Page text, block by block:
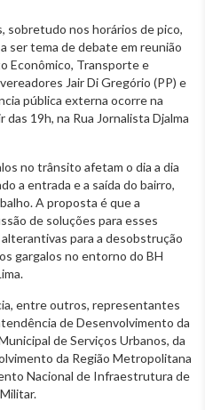
nos horários de pico,
ser tema de debate em reunião
Econômico, Transporte e
Jair Di Gregório (PP) e
pública externa ocorre na
19h, na Rua Jornalista Djalma
no trânsito afetam o dia a dia
a entrada e a saída do bairro,
A proposta é que a
de soluções para esses
para a desobstrução
gargalos no entorno do BH
entre outros, representantes
de Desenvolvimento da
de Serviços Urbanos, da
da Região Metropolitana
Nacional de Infraestrutura de